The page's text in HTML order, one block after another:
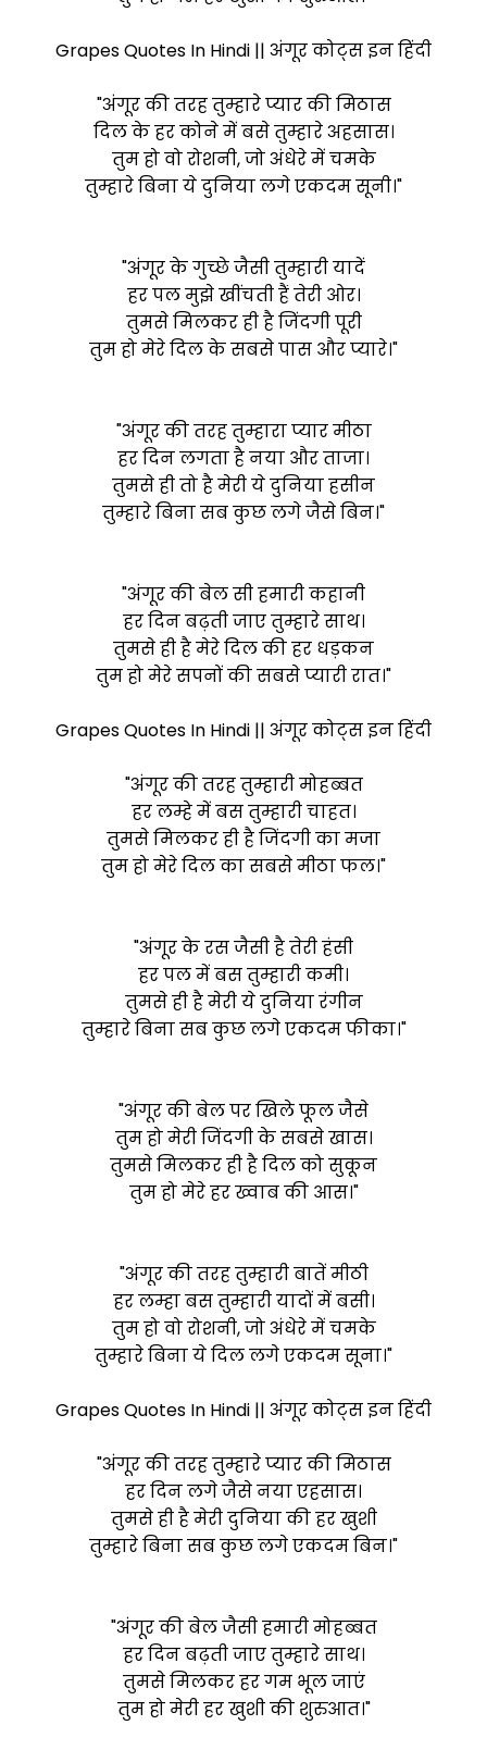
Grapes Quotes In Hindi || अंगूर कोट्स इन हिंदी
"अंगूर की तरह तुम्हारे प्यार की मिठास
दिल के हर कोने में बसे तुम्हारे अहसास।
तुम हो वो रोशनी, जो अंधेरे में चमके
तुम्हारे बिना ये दुनिया लगे एकदम सूनी।"
"अंगूर के गुच्छे जैसी तुम्हारी यादें
हर पल मुझे खींचती हैं तेरी ओर।
तुमसे मिलकर ही है जिंदगी पूरी
तुम हो मेरे दिल के सबसे पास और प्यारे।"
"अंगूर की तरह तुम्हारा प्यार मीठा
हर दिन लगता है नया और ताजा।
तुमसे ही तो है मेरी ये दुनिया हसीन
तुम्हारे बिना सब कुछ लगे जैसे बिन।"
"अंगूर की बेल सी हमारी कहानी
हर दिन बढ़ती जाए तुम्हारे साथ।
तुमसे ही है मेरे दिल की हर धड़कन
तुम हो मेरे सपनों की सबसे प्यारी रात।"
Grapes Quotes In Hindi || अंगूर कोट्स इन हिंदी
"अंगूर की तरह तुम्हारी मोहब्बत
हर लम्हे में बस तुम्हारी चाहत।
तुमसे मिलकर ही है जिंदगी का मजा
तुम हो मेरे दिल का सबसे मीठा फल।"
"अंगूर के रस जैसी है तेरी हंसी
हर पल में बस तुम्हारी कमी।
तुमसे ही है मेरी ये दुनिया रंगीन
तुम्हारे बिना सब कुछ लगे एकदम फीका।"
"अंगूर की बेल पर खिले फूल जैसे
तुम हो मेरी जिंदगी के सबसे खास।
तुमसे मिलकर ही है दिल को सुकून
तुम हो मेरे हर ख्वाब की आस।"
"अंगूर की तरह तुम्हारी बातें मीठी
हर लम्हा बस तुम्हारी यादों में बसी।
तुम हो वो रोशनी, जो अंधेरे में चमके
तुम्हारे बिना ये दिल लगे एकदम सूना।"
Grapes Quotes In Hindi || अंगूर कोट्स इन हिंदी
"अंगूर की तरह तुम्हारे प्यार की मिठास
हर दिन लगे जैसे नया एहसास।
तुमसे ही है मेरी दुनिया की हर खुशी
तुम्हारे बिना सब कुछ लगे एकदम बिन।"
"अंगूर की बेल जैसी हमारी मोहब्बत
हर दिन बढ़ती जाए तुम्हारे साथ।
तुमसे मिलकर हर गम भूल जाएं
तुम हो मेरी हर खुशी की शुरुआत।"